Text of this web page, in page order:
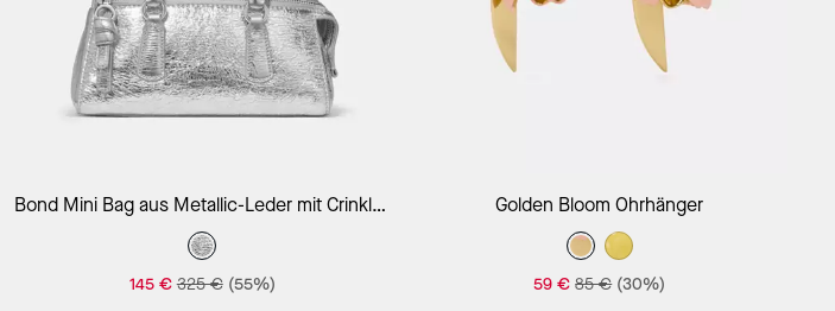
Bond Mini Bag aus Metallic-Leder mit Crinkle-
Effekt
145 € 325 € (55%)
Golden Bloom Ohrhänger
59 € 85 € (30%)